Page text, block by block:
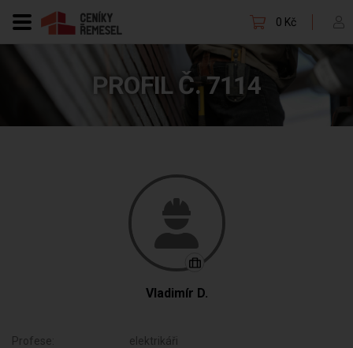
0 Kč
PROFIL Č. 7114
Vladimír D.
Profese: elektrikáři